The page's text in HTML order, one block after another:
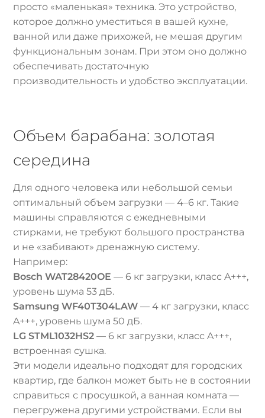
просто «маленькая» техника. Это устройство,
которое должно уместиться в вашей кухне,
ванной или даже прихожей, не мешая другим
функциональным зонам. При этом оно должно
обеспечивать достаточную
производительность и удобство эксплуатации.
Объем барабана: золотая
середина
Для одного человека или небольшой семьи
оптимальный объем загрузки — 4–6 кг. Такие
машины справляются с ежедневными
стирками, не требуют большого пространства
и не «забивают» дренажную систему.
Например:
Bosch WAT28420OE — 6 кг загрузки, класс A+++,
уровень шума 53 дБ.
Samsung WF40T304LAW — 4 кг загрузки, класс
A+++, уровень шума 50 дБ.
LG STML1032HS2 — 6 кг загрузки, класс A+++,
встроенная сушка.
Эти модели идеально подходят для городских
квартир, где балкон может быть не в состоянии
справиться с просушкой, а ванная комната —
перегружена другими устройствами. Если вы